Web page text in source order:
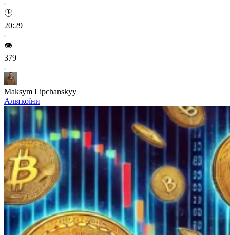
🕒
20:29
👁️
379
Maksym Lipchanskyy
Альткоїни